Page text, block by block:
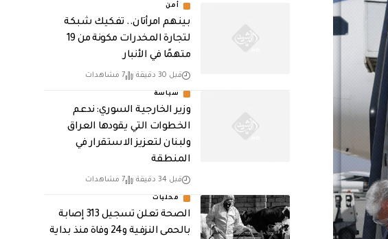
أمن
بينهم امرأتان.. تفكيك شبكة
لتجارة المخدرات مكونة من 19
متهمًا في الأنبار
قبل 30 دقيقة 7 مشاهدات
سياسة
وزير الخارجية السوري: ندعم
الخطوات التي يقودها العراق
ولبنان لتعزيز الاستقرار في
المنطقة
قبل 34 دقيقة 7 مشاهدات
محليات
الصحة تعلن تسجيل 313 إصابة
بالحمى النزفية و24 وفاة منذ بداية